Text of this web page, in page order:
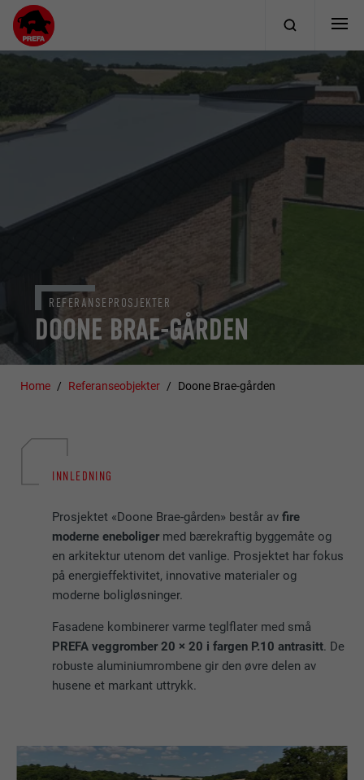
DOONE BRAE-GÅRDEN
REFERANSEPROSJEKTER
Home Referanseobjekter Doone Brae-gården
INNLEDNING
Prosjektet «Doone Brae-gården» består avfire
moderne eneboliger med bærekraftig byggemåte og
en arkitektur utenom det vanlige. Prosjektet har fokus
på energieffektivitet, innovative materialer og
moderne boligløsninger.
Fasadene kombinerer varme teglflater med små
PREFA veggromber 20 × 20 i fargen P.10 antrasitt. De
robuste aluminiumrombene gir den øvre delen av
husene et markant uttrykk.